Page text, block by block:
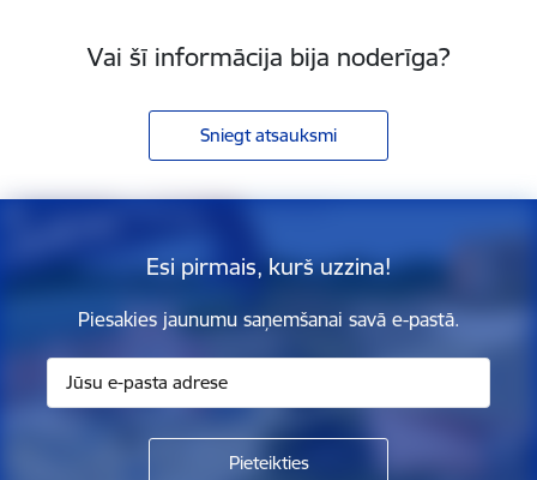
Vai šī informācija bija noderīga?
Sniegt atsauksmi
Esi pirmais, kurš uzzina!
Piesakies jaunumu saņemšanai savā e-pastā.